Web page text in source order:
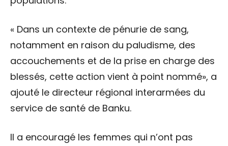
« Dans un contexte de pénurie de sang,
notamment en raison du paludisme, des
accouchements et de la prise en charge des
blessés, cette action vient à point nommé», a
ajouté le directeur régional interarmées du
service de santé de Banku.
Il a encouragé les femmes qui n’ont pas